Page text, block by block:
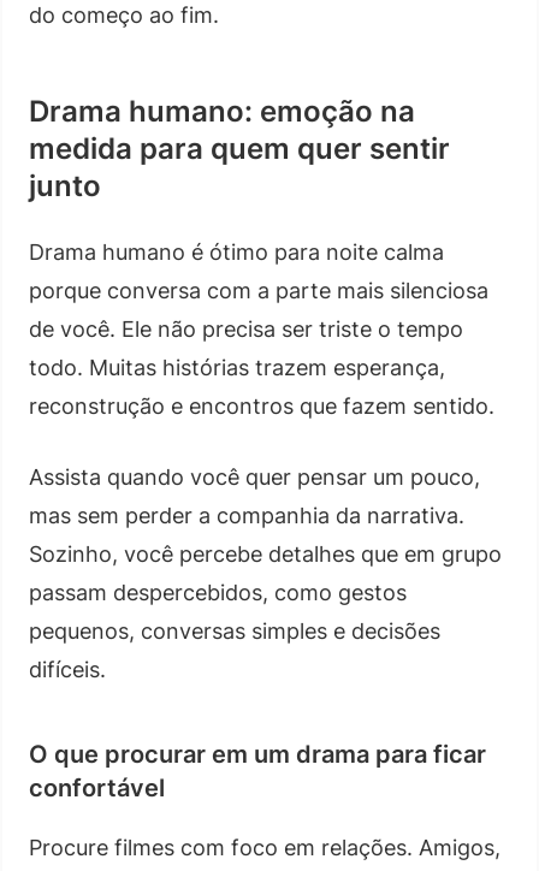
do começo ao fim.
Drama humano: emoção na
medida para quem quer sentir
junto
Drama humano é ótimo para noite calma
porque conversa com a parte mais silenciosa
de você. Ele não precisa ser triste o tempo
todo. Muitas histórias trazem esperança,
reconstrução e encontros que fazem sentido.
Assista quando você quer pensar um pouco,
mas sem perder a companhia da narrativa.
Sozinho, você percebe detalhes que em grupo
passam despercebidos, como gestos
pequenos, conversas simples e decisões
difíceis.
O que procurar em um drama para ficar
confortável
Procure filmes com foco em relações. Amigos,